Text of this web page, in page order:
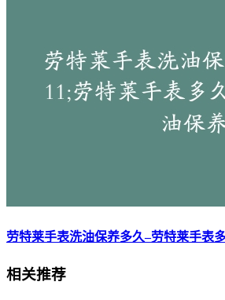
劳特莱手表洗油保养多久–劳特莱手表
相关推荐